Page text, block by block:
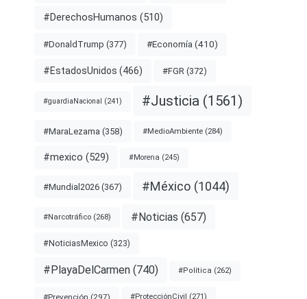
#DerechosHumanos (510)
#DonaldTrump (377) #Economía (410)
#EstadosUnidos (466) #FGR (372)
#guardiaNacional (241) #Justicia (1561)
#MaraLezama (358) #MedioAmbiente (284)
#mexico (529) #Morena (245)
#Mundial2026 (367) #México (1044)
#Narcotráfico (268) #Noticias (657)
#NoticiasMexico (323)
#PlayaDelCarmen (740) #Política (262)
#Prevención (297) #ProtecciónCivil (271)